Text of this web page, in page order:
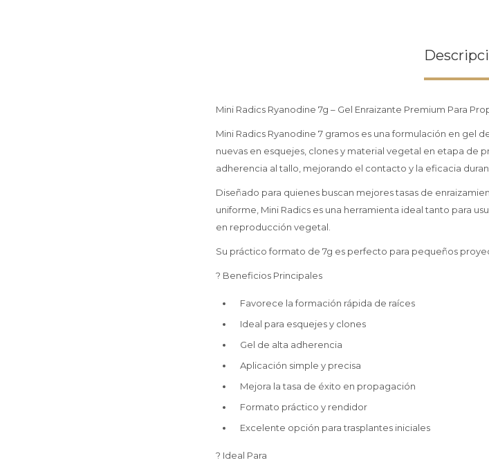
Mini Radics Ryanodine 7g – Gel Enraizante Premium Para
Mini Radics Ryanodine 7 gramos es una formulación en gel
nuevas en esquejes, clones y material vegetal en etapa de
adherencia al tallo, mejorando el contacto y la eficacia
Diseñado para quienes buscan mejores tasas de
uniforme, Mini Radics es una herramienta ideal tanto para
en reproducción vegetal.
Su práctico formato de 7g es perfecto para pequeños
? Beneficios Principales
Favorece la formación rápida de raíces
Ideal para esquejes y clones
Gel de alta adherencia
Aplicación simple y precisa
Mejora la tasa de éxito en propagación
Formato práctico y rendidor
Excelente opción para trasplantes iniciales
? Ideal Para